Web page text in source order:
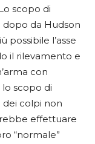
scopo di
dopo da Hudson
possibile l’asse
il rilevamento e
con
scopo di
colpi non
effettuare
“normale”